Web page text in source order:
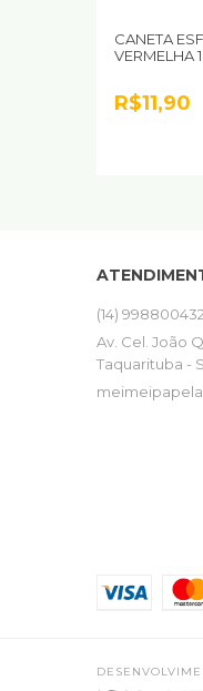
CANETA
VERMELHA
R$11,90
(14) 998800432
Av. Cel. João
Taquarituba -